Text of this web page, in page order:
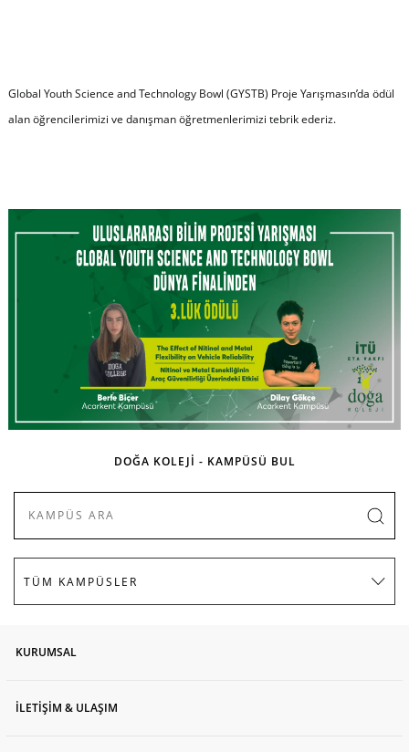
Global Youth Science and Technology Bowl (GYSTB) Proje Yarışmasın’da ödül
alan öğrencilerimizi ve danışman öğretmenlerimizi tebrik ederiz.
DOĞA KOLEJİ - KAMPÜSÜ BUL
KURUMSAL
İLETİŞİM & ULAŞIM